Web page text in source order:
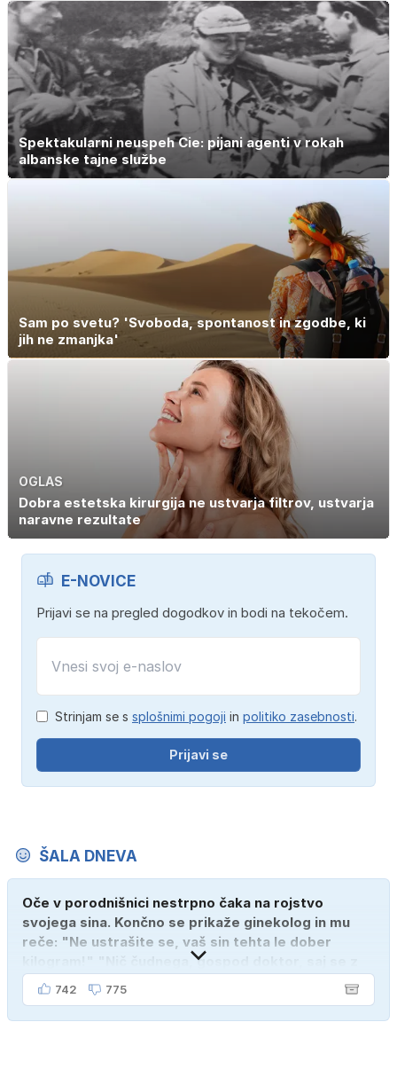
Spektakularni neuspeh Cie: pijani agenti v rokah
albanske tajne službe
Sam po svetu? 'Svoboda, spontanost in zgodbe, ki
jih ne zmanjka'
OGLAS
Dobra estetska kirurgija ne ustvarja filtrov, ustvarja
naravne rezultate
E-NOVICE
Prijavi se na pregled dogodkov in bodi na tekočem.
Strinjam se s splošnimi pogoji in politiko zasebnosti.
Prijavi se
ŠALA DNEVA
Oče v porodnišnici nestrpno čaka na rojstvo
svojega sina. Končno se prikaže ginekolog in mu
reče: "Ne ustrašite se, vaš sin tehta le dober
kilogram!" "Nič čudnega, gospod doktor, saj se z
ženo poznava šele tri mesece."
742 775